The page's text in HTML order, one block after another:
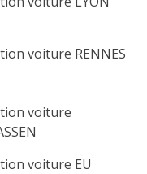
voiture RENNES
voiture
voiture EU